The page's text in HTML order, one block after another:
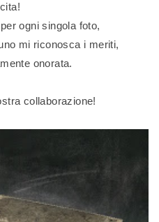
ogni singola foto,
mi riconosca i meriti,
onorata.
collaborazione!